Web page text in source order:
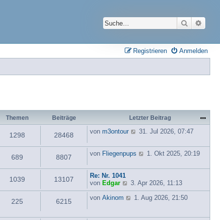
Suche
Anmelden
Registrieren
Themen Beiträge Letzter Beitrag
1298 28468 von m3ontour
N
u
e
t
r
B
e
31. Jul 2026, 07:47
689 8807 von Fliegenpups
N
u
s
t
e
1. Okt 2025, 20:19
1039 13107
Re: Nr. 1041
von Edgar
N
e
u
3. Apr 2026, 11:13
225 6215 von Akinom
N1. Aug 2026, 21:50